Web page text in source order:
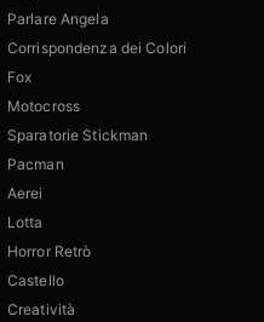
Parlare Angela
Corrispondenza dei Colori
Fox
Motocross
Sparatorie Stickman
Pacman
Aerei
Lotta
Horror Retrò
Castello
Creatività